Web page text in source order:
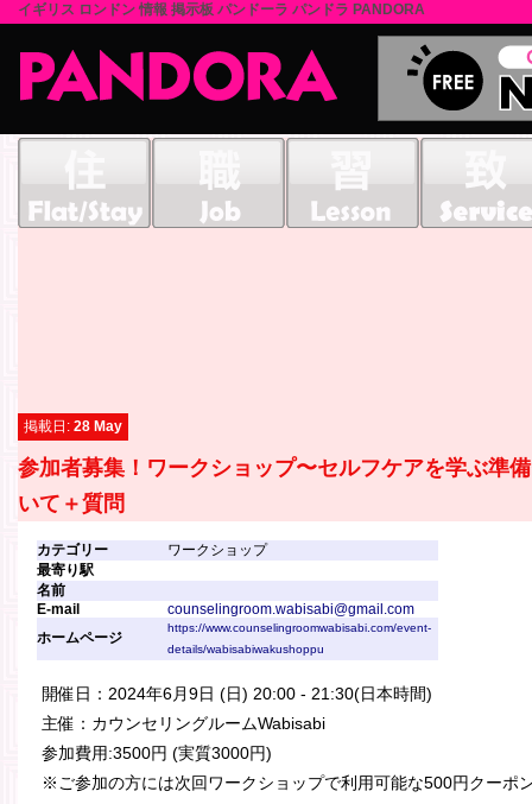
イギリス ロンドン 情報 掲示板 パンドーラ パンドラ PANDORA
掲載日: 28 May
参加者募集！ワークショップ〜セルフケアを学ぶ準
いて＋質問
カテゴリー
ワークショップ
最寄り駅
名前
E-mail
counselingroom.wabisabi@gmail.com
ホームページ
https://www.counselingroomwabisabi.com/event-
details/wabisabiwakushoppu
開催日：2024年6月9日 (日) 20:00 - 21:30(日本時間)
主催：カウンセリングルームWabisabi
参加費用:3500円 (実質3000円)
※ご参加の方には次回ワークショップで利用可能な500円クーポ